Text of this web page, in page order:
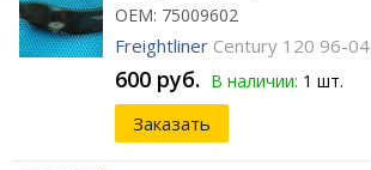
ОЕМ: 75009602
Freightliner Century 120 96-04
600 руб. В наличии: 1 шт.
Заказать